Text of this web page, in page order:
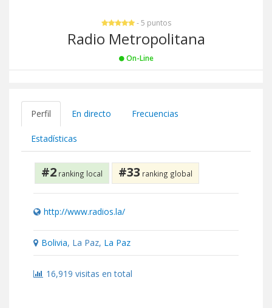
- 5 puntos
Radio Metropolitana
On-Line
Perfil En directo Frecuencias
Estadísticas
#2 ranking local #33 ranking global
http://www.radios.la/
Bolivia, La Paz, La Paz
16,919 visitas en total